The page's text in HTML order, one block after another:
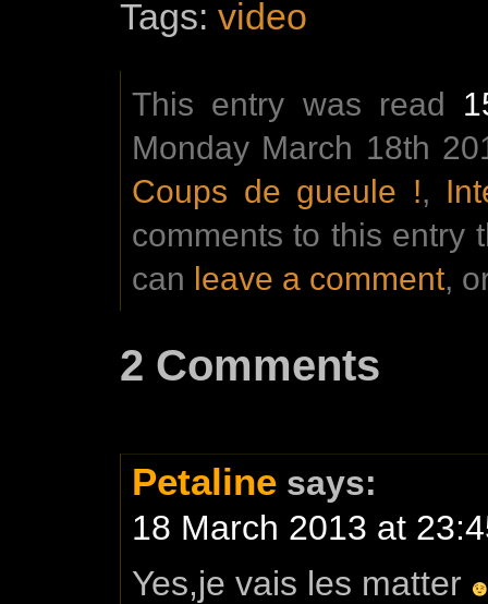
Tags: video
This entry was read
Monday March 18th
Coups de gueule !,
comments to this entry
can leave a comment,
2 Comments
Petaline says:
18 March 2013 at
Yes,je vais les matter